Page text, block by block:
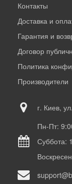
Контакты
Доставка и
Гарантия и
Договор
Политика
Производители
г. Киев,
Пн-Пт:
Суббота: